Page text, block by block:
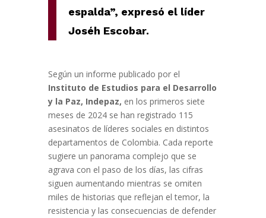
espalda”, expresó el líder
Joséh Escobar.
Según un informe publicado por el
Instituto de Estudios para el Desarrollo
y la Paz, Indepaz, en los primeros siete
meses de 2024 se han registrado 115
asesinatos de líderes sociales en distintos
departamentos de Colombia. Cada reporte
sugiere un panorama complejo que se
agrava con el paso de los días, las cifras
siguen aumentando mientras se omiten
miles de historias que reflejan el temor, la
resistencia y las consecuencias de defender